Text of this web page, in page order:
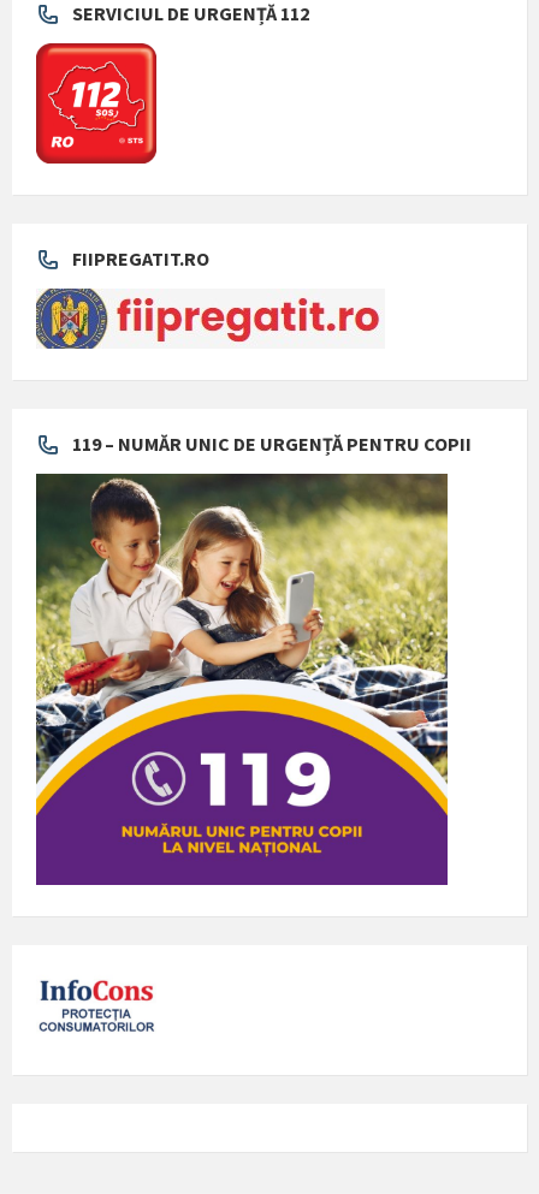
SERVICIUL DE URGENȚĂ 112
FIIPREGATIT.RO
119 – NUMĂR UNIC DE URGENȚĂ PENTRU COPII